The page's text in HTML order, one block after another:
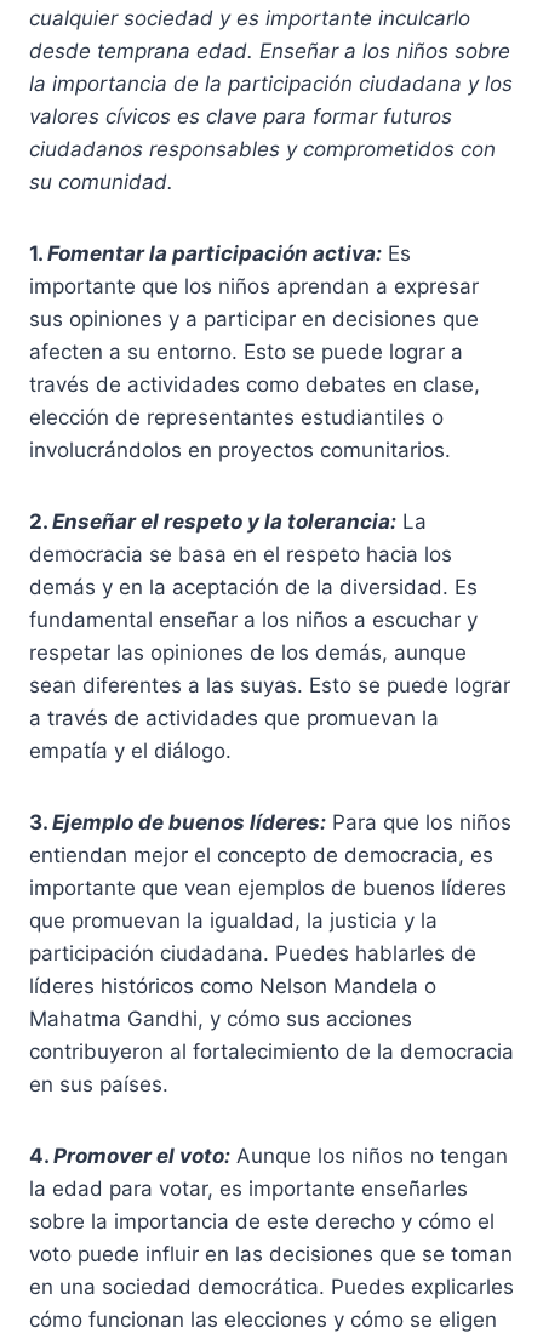
cualquier sociedad y es importante inculcarlo
desde temprana edad. Enseñar a los niños sobre
la importancia de la participación ciudadana y los
valores cívicos es clave para formar futuros
ciudadanos responsables y comprometidos con
su comunidad.
1. Fomentar la participación activa: Es
importante que los niños aprendan a expresar
sus opiniones y a participar en decisiones que
afecten a su entorno. Esto se puede lograr a
través de actividades como debates en clase,
elección de representantes estudiantiles o
involucrándolos en proyectos comunitarios.
2. Enseñar el respeto y la tolerancia: La
democracia se basa en el respeto hacia los
demás y en la aceptación de la diversidad. Es
fundamental enseñar a los niños a escuchar y
respetar las opiniones de los demás, aunque
sean diferentes a las suyas. Esto se puede lograr
a través de actividades que promuevan la
empatía y el diálogo.
3. Ejemplo de buenos líderes: Para que los niños
entiendan mejor el concepto de democracia, es
importante que vean ejemplos de buenos líderes
que promuevan la igualdad, la justicia y la
participación ciudadana. Puedes hablarles de
líderes históricos como Nelson Mandela o
Mahatma Gandhi, y cómo sus acciones
contribuyeron al fortalecimiento de la democracia
en sus países.
4. Promover el voto: Aunque los niños no tengan
la edad para votar, es importante enseñarles
sobre la importancia de este derecho y cómo el
voto puede influir en las decisiones que se toman
en una sociedad democrática. Puedes explicarles
cómo funcionan las elecciones y cómo se eligen